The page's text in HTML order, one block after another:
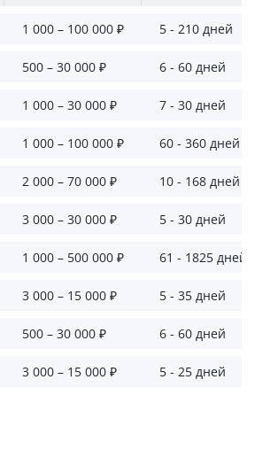
1 000 – 100 000 ₽ 5 - 210 дней
500 – 30 000 ₽ 6 - 60 дней
1 000 – 30 000 ₽ 7 - 30 дней
1 000 – 100 000 ₽ 60 - 360 дней
2 000 – 70 000 ₽ 10 - 168 дней
3 000 – 30 000 ₽ 5 - 30 дней
1 000 – 500 000 ₽ 61 - 1825 дней
3 000 – 15 000 ₽ 5 - 35 дней
500 – 30 000 ₽ 6 - 60 дней
3 000 – 15 000 ₽ 5 - 25 дней